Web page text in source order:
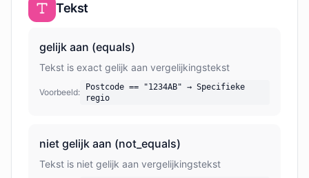
Tekst
gelijk aan (equals)
Tekst is exact gelijk aan vergelijkingstekst
Voorbeeld:
Postcode == "1234AB" → Specifieke
regio
niet gelijk aan (not_equals)
Tekst is niet gelijk aan vergelijkingstekst